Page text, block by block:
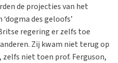
de projecties van het
des geloofs’
regering er zelfs toe
Zij kwam niet terug op
niet toen prof. Ferguson,